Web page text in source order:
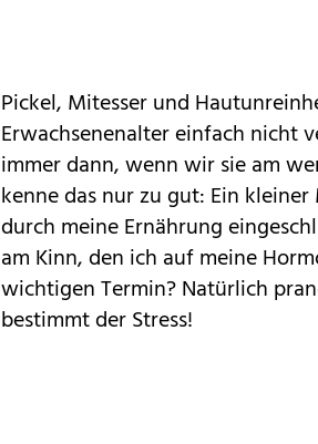
Pickel, Mitesser und
Erwachsenenalter einfach nicht
immer dann, wenn wir sie am
kenne das nur zu gut: Ein
durch meine Ernährung
am Kinn, den ich auf meine
wichtigen Termin? Natürlich
bestimmt der Stress!